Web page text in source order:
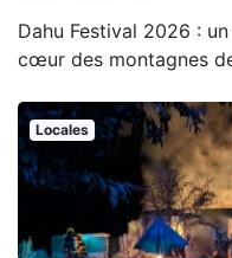
Dahu Festival 2026 :
cœur des montagnes
Locales